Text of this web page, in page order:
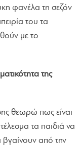
φανέλα τη σεζόν
του τα
με το
της
θεωρώ πως είναι
τα παιδιά να
βγαίνουν από την